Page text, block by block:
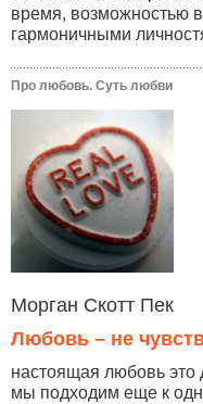
время, возможностью
гармоничными
Про любовь. Суть любви
Морган Скотт Пек
Любовь – не
настоящая любовь это
мы подходим еще к